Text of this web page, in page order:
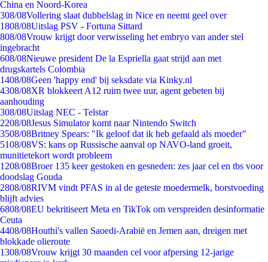
China en Noord-Korea
308/08Vollering slaat dubbelslag in Nice en neemt geel over
1808/08Uitslag PSV - Fortuna Sittard
808/08Vrouw krijgt door verwisseling het embryo van ander stel
ingebracht
608/08Nieuwe president De la Espriella gaat strijd aan met
drugskartels Colombia
1408/08Geen 'happy end' bij seksdate via Kinky.nl
4308/08XR blokkeert A12 ruim twee uur, agent gebeten bij
aanhouding
308/08Uitslag NEC - Telstar
2208/08Jesus Simulator komt naar Nintendo Switch
3508/08Britney Spears: "Ik geloof dat ik heb gefaald als moeder"
5108/08VS: kans op Russische aanval op NAVO-land groeit,
munitietekort wordt probleem
1208/08Broer 135 keer gestoken en gesneden: zes jaar cel en tbs voor
doodslag Gouda
2808/08RIVM vindt PFAS in al de geteste moedermelk, borstvoeding
blijft advies
6808/08EU bekritiseert Meta en TikTok om verspreiden desinformatie
Ceuta
4408/08Houthi's vallen Saoedi-Arabië en Jemen aan, dreigen met
blokkade olieroute
1308/08Vrouw krijgt 30 maanden cel voor afpersing 12-jarige